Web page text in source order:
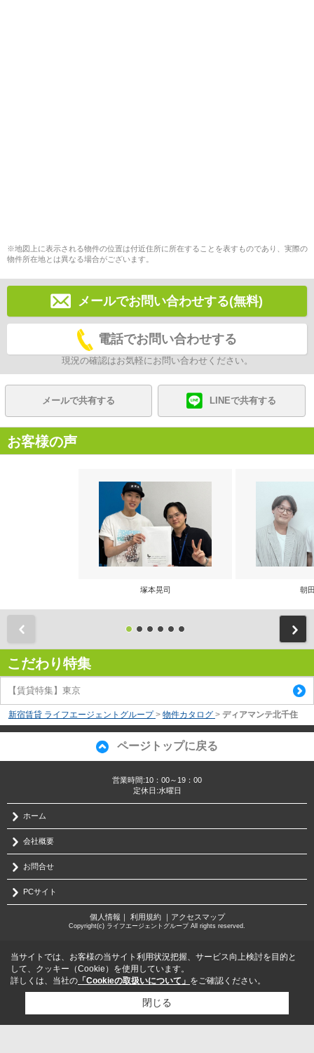
※地図上に表示される物件の位置は付近住所に所在することを表すものであり、実際の
物件所在地とは異なる場合がございます。
メールでお問い合わせする(無料)
電話でお問い合わせする
現況の確認はお気軽にお問い合わせください。
メールで共有する LINEで共有する
お客様の声
塚本晃司 朝
こだわり特集
【賃貸特集】東京
新宿賃貸 ライフエージェントグループ > 物件カタログ > ディアマンテ北千住
ページトップに戻る
営業時間:10：00～19：00
定休日:水曜日
ホーム
会社概要
お問合せ
PCサイト
個人情報 利用規約｜ アクセスマップ
Copyright(c) ライフエージェントグループ All rights reserved.
当サイトでは、お客様の当サイト利用状況把握、サービス向上検討を目的と
して、クッキー（Cookie）を使用しています。
詳しくは、当社の 「Cookieの取扱いについて」 をご確認ください。
閉じる